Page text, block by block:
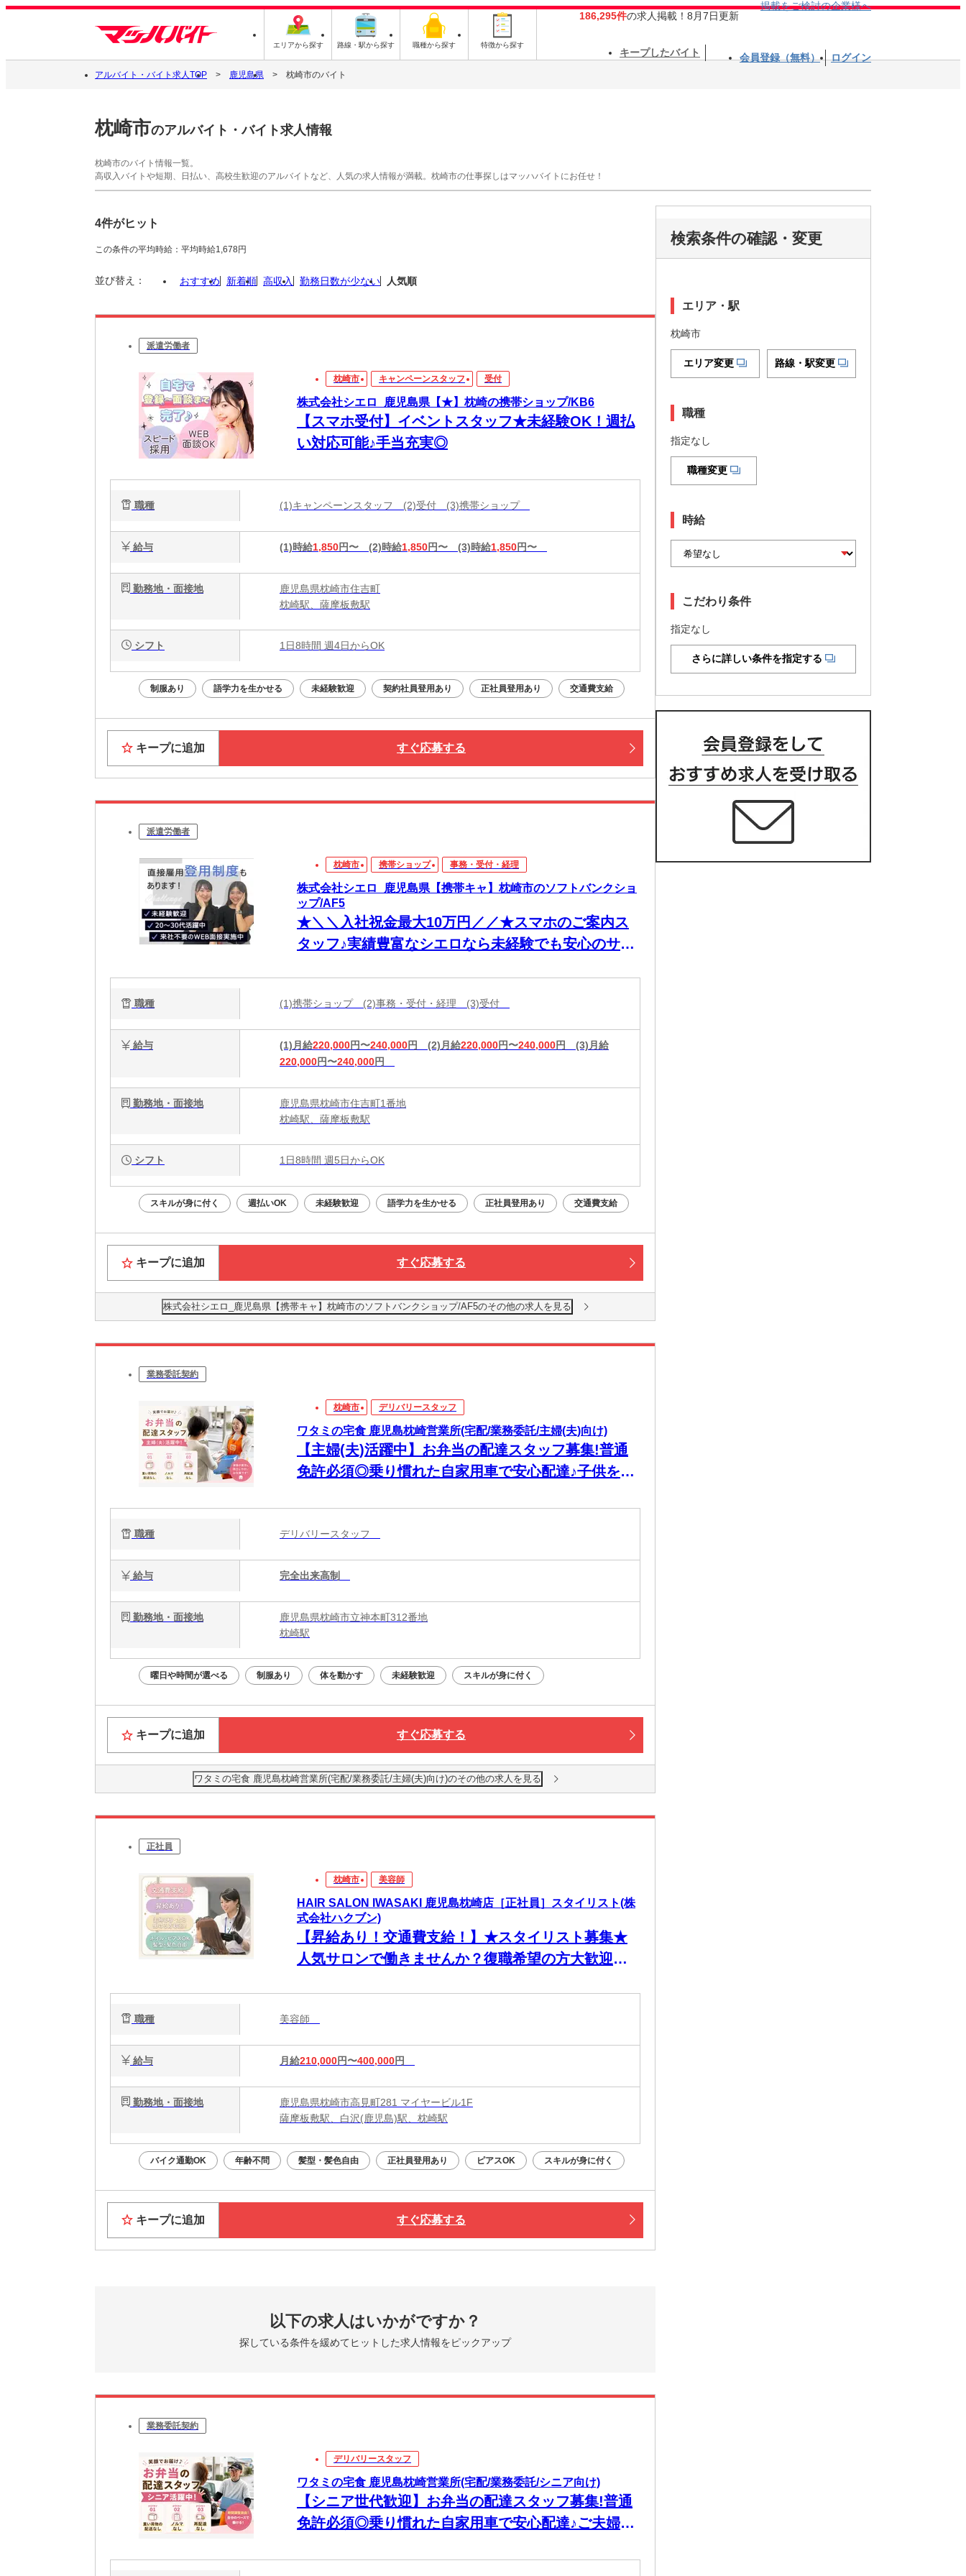
エリアから探す 路線・駅から探す 職種から探す 特徴から探す
186,295件の求人掲載！8月7日更新
掲載をご検討の企業様へ
キープしたバイト 会員登録（無料） ログイン
アルバイト・バイト求人TOP 鹿児島県 枕崎市のバイト
枕崎市のアルバイト・バイト求人情報
枕崎市のバイト情報一覧。
高収入バイトや短期、日払い、高校生歓迎のアルバイトなど、人気の求人情報が満載。枕崎市の仕事探しはマッハバイトにお任せ！
4件がヒット
この条件の平均時給：平均時給1,678円
並び替え： おすすめ 新着順 高収入 勤務日数が少ない 人気順
派遣労働者
枕崎市 キャンペーンスタッフ 受付
株式会社シエロ_鹿児島県【★】枕崎の携帯ショップ/KB6
【スマホ受付】イベントスタッフ★未経験OK！週払
い対応可能♪手当充実◎
職種 (1)キャンペーンスタッフ (2)受付 (3)携帯ショップ
給与 (1)時給1,850円〜 (2)時給1,850円〜 (3)時給1,850円〜
勤務地・面接地
鹿児島県枕崎市住吉町
枕崎駅、薩摩板敷駅
シフト 1日8時間 週4日からOK
制服あり 語学力を生かせる 未経験歓迎 契約社員登用あり 正社員登用あり 交通費支給
キープに追加 すぐ応募する
派遣労働者
枕崎市 携帯ショップ 事務・受付・経理
株式会社シエロ_鹿児島県【携帯キャ】枕崎市のソフトバンクショ
ップ/AF5
★＼＼入社祝金最大10万円／／★スマホのご案内ス
タッフ♪実績豊富なシエロなら未経験でも安心のサポ
職種 (1)携帯ショップ (2)事務・受付・経理 (3)受付
給与 (1)月給220,000円〜240,000円 (2)月給220,000円〜240,000円
(3)月給
220,000円〜240,000円
勤務地・面接地
鹿児島県枕崎市住吉町1番地
枕崎駅、薩摩板敷駅
シフト 1日8時間 週5日からOK
スキルが身に付く 週払いOK 未経験歓迎 語学力を生かせる 正社員登用あり 交通費支給
キープに追加 すぐ応募する
株式会社シエロ_鹿児島県【携帯キャ】枕崎市のソフトバンクショップ/AF5のその他の求人を見る
業務委託契約
枕崎市 デリバリースタッフ
ワタミの宅食 鹿児島枕崎営業所(宅配/業務委託/主婦(夫)向け)
【主婦(夫)活躍中】お弁当の配達スタッフ募集!普通
免許必須◎乗り慣れた自家用車で安心配達♪子供を連
職種 デリバリースタッフ
給与 完全出来高制
勤務地・面接地
鹿児島県枕崎市立神本町312番地
枕崎駅
曜日や時間が選べる 制服あり 体を動かす 未経験歓迎 スキルが身に付く
キープに追加 すぐ応募する
ワタミの宅食 鹿児島枕崎営業所(宅配/業務委託/主婦(夫)向け)のその他の求人を見る
正社員
枕崎市 美容師
HAIR SALON IWASAKI 鹿児島枕崎店［正社員］スタイリスト(株
式会社ハクブン)
【昇給あり！交通費支給！】★スタイリスト募集★
人気サロンで働きませんか？復職希望の方大歓迎◎
職種 美容師
給与 月給210,000円〜400,000円
勤務地・面接地
鹿児島県枕崎市高見町281 マイヤービル1F
薩摩板敷駅、白沢(鹿児島)駅、枕崎駅
バイク通勤OK 年齢不問 髪型・髪色自由 正社員登用あり ピアスOK スキルが身に付く
キープに追加 すぐ応募する
以下の求人はいかがですか？
探している条件を緩めてヒットした求人情報をピックアップ
業務委託契約
デリバリースタッフ
ワタミの宅食 鹿児島枕崎営業所(宅配/業務委託/シニア向け)
【シニア世代歓迎】お弁当の配達スタッフ募集!普通
免許必須◎乗り慣れた自家用車で安心配達♪ご夫婦で
検索条件の確認・変更
エリア・駅
枕崎市
エリア変更 路線・駅変更
職種
指定なし
職種変更
時給
こだわり条件
指定なし
さらに詳しい条件を指定する